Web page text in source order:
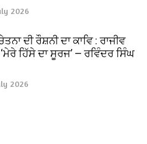
2026
ਦੀ ਰੌਸ਼ਨੀ ਦਾ ਕਾਵਿ : ਰਾਜੀਵ
ਹਿੱਸੇ ਦਾ ਸੂਰਜ’ — ਰਵਿੰਦਰ ਸਿੰਘ
2026